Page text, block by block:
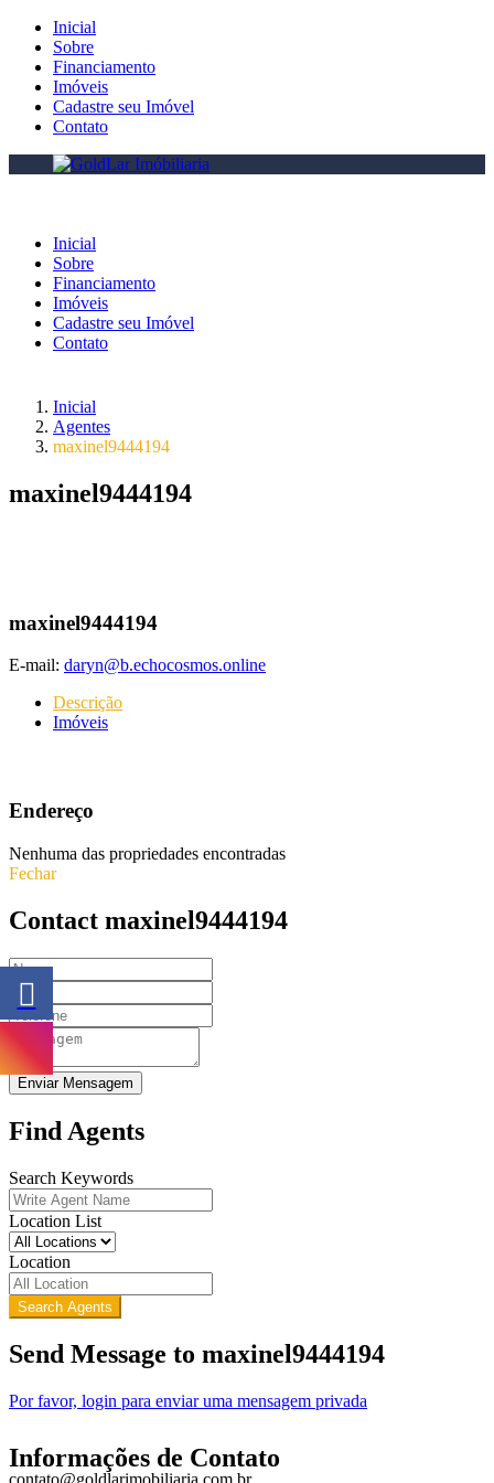
Inicial
Sobre
Financiamento
Imóveis
Cadastre seu Imóvel
Contato
Inicial
Sobre
Financiamento
Imóveis
Cadastre seu Imóvel
Contato
Inicial
Agentes
maxinel9444194
maxinel9444194
maxinel9444194
E-mail: daryn@b.echocosmos.online
Descrição
Imóveis
Endereço
Nenhuma das propriedades encontradas
Fechar
Contact maxinel9444194
Enviar Mensagem
Find Agents
Search Keywords
Location List
Location
Search Agents
Send Message to maxinel9444194
Por favor, login para enviar uma mensagem privada
Informações de Contato